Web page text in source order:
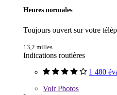
Heures normales
Toujours ouvert sur votre
13,2 milles
Indications routières
1 480
VoirPhotos